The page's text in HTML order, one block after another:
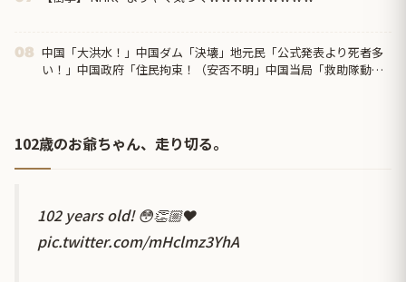
08 中国「大洪水！」中国ダム「決壊」地元民「公式発表より死者多
い！」中国政府「住民拘束！（安否不明」中国当局「救助隊動画
102歳のお爺ちゃん、走り切る。
102 years old! 😳👏🏼❤️
pic.twitter.com/mHclmz3YhA